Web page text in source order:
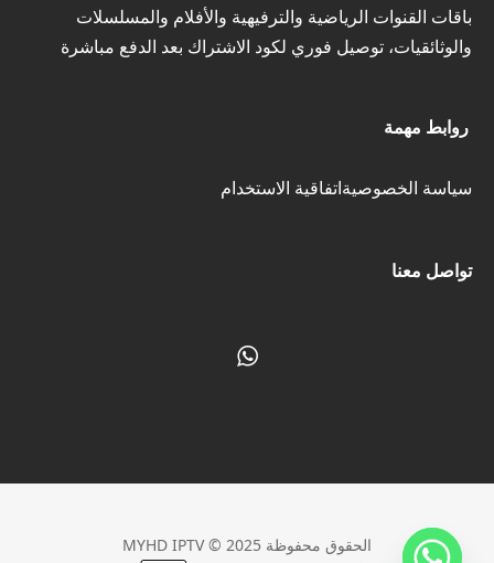
باقات القنوات الرياضية والترفيهية والأفلام والمسلسلات
والوثائقيات، توصيل فوري لكود الاشتراك بعد الدفع مباشرة
روابط مهمة
سياسة الخصوصيةاتفاقية الاستخدام
تواصل معنا
الحقوق محفوظة MYHD IPTV © 2025